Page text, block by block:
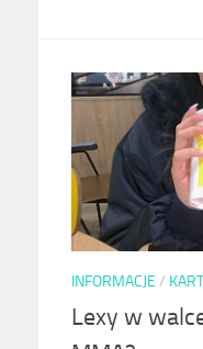
INFORMACJE /
Lexy w